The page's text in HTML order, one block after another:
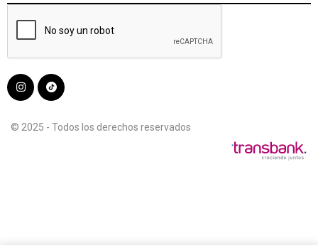
© 2025 - Todos los derechos reservados